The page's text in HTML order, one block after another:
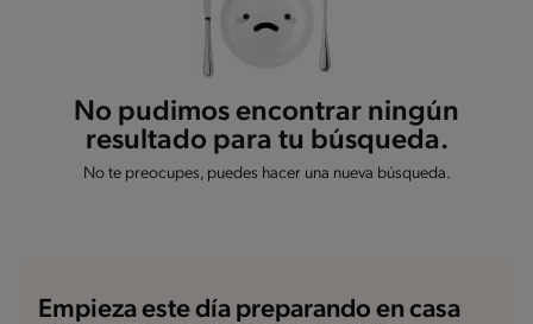
No pudimos encontrar ningún
resultado para tu búsqueda.
No te preocupes, puedes hacer una nueva búsqueda.
Empieza este día preparando en casa